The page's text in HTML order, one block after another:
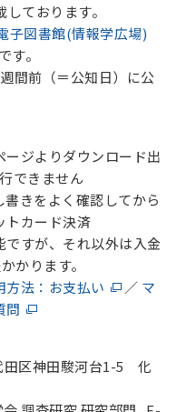
ております。
子図書館(情報学広場)
す。
前（＝公知日）に公
ジよりダウンロード出
できません
きをよく確認してから
トカード決済
すが、それ以外は入金
かります。
方法：お支払い ／ マ
問
区神田駿河台1-5 化